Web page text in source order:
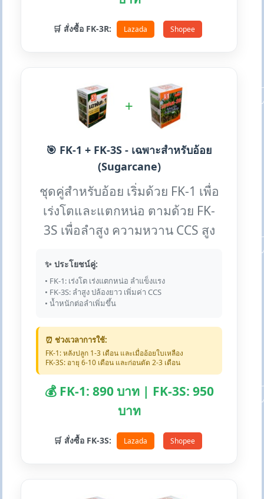
🛒 สั่งซื้อ FK-3R: Lazada Shopee
+
🎯 FK-1 + FK-3S - เฉพาะสำหรับอ้อย
(Sugarcane)
ชุดคู่สำหรับอ้อย เริ่มด้วย FK-1 เพื่อ
เร่งโตและแตกหน่อ ตามด้วย FK-
3S เพื่อลำสูง ความหวาน CCS สูง
✨ ประโยชน์คู่:
• FK-1: เร่งโต เร่งแตกหน่อ ลำแข็งแรง
• FK-3S: ลำสูง ปล้องยาว เพิ่มค่า CCS
• น้ำหนักต่อลำเพิ่มขึ้น
⏰ ช่วงเวลาการใช้:
FK-1: หลังปลูก 1-3 เดือน และเมื่ออ้อยใบเหลือง
FK-3S: อายุ 6-10 เดือน และก่อนตัด 2-3 เดือน
💰 FK-1: 890 บาท | FK-3S: 950
บาท
🛒 สั่งซื้อ FK-3S: Lazada Shopee